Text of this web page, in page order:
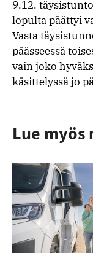
9.12.
lopulta päättyi
Vasta
päässeessä
vain joko
käsittelyssä jo
Lue myös